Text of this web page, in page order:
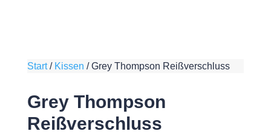
Start/ Kissen /Grey Thompson Reißverschluss
Grey Thompson
Reißverschluss